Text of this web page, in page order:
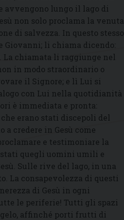
avvengono lungo il lago di
non solo proclama la venuta
di salvezza. In questo stesso
Giovanni; li chiama dicendo:
La chiamata li raggiunge nel
in modo straordinario o
il Signore; e lì Lui si
con Lui nella quotidianità
è immediata e pronta:
erano stati discepoli del
credere in Gesù come
e testimoniare la
stati quegli uomini umili e
Sulle rive del lago, in una
La consapevolezza di questi
di Gesù in ogni
le periferie! Tutti gli spazi
affinché porti frutti di